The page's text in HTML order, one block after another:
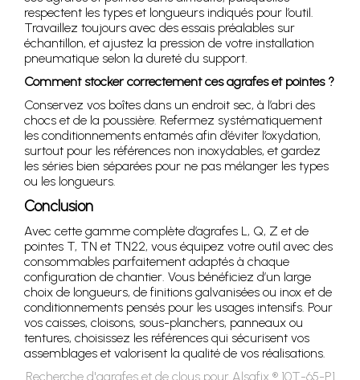
respectent les types et longueurs indiqués pour l’outil.
Travaillez toujours avec des essais préalables sur
échantillon, et ajustez la pression de votre installation
pneumatique selon la dureté du support.
Comment stocker correctement ces agrafes et pointes ?
Conservez vos boîtes dans un endroit sec, à l’abri des
chocs et de la poussière. Refermez systématiquement
les conditionnements entamés afin d’éviter l’oxydation,
surtout pour les références non inoxydables, et gardez
les séries bien séparées pour ne pas mélanger les types
ou les longueurs.
Conclusion
Avec cette gamme complète d’agrafes L, Q, Z et de
pointes T, TN et TN22, vous équipez votre outil avec des
consommables parfaitement adaptés à chaque
configuration de chantier. Vous bénéficiez d’un large
choix de longueurs, de finitions galvanisées ou inox et de
conditionnements pensés pour les usages intensifs. Pour
vos caisses, cloisons, sous-planchers, panneaux ou
tentures, choisissez les références qui sécurisent vos
assemblages et valorisent la qualité de vos réalisations.
Recherche d'agrafes et de clous pour Alsafix ® 10T-65-P1